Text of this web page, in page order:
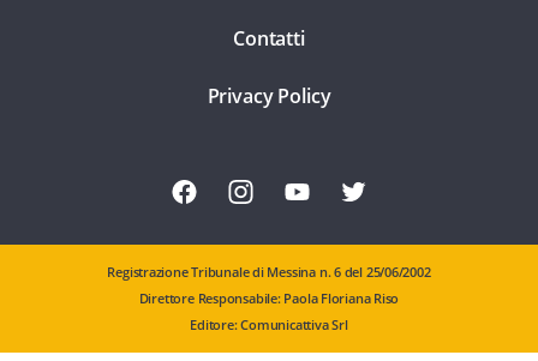
Contatti
Privacy Policy
Registrazione Tribunale di Messina n. 6 del 25/06/2002
Direttore Responsabile: Paola Floriana Riso
Editore: Comunicattiva Srl